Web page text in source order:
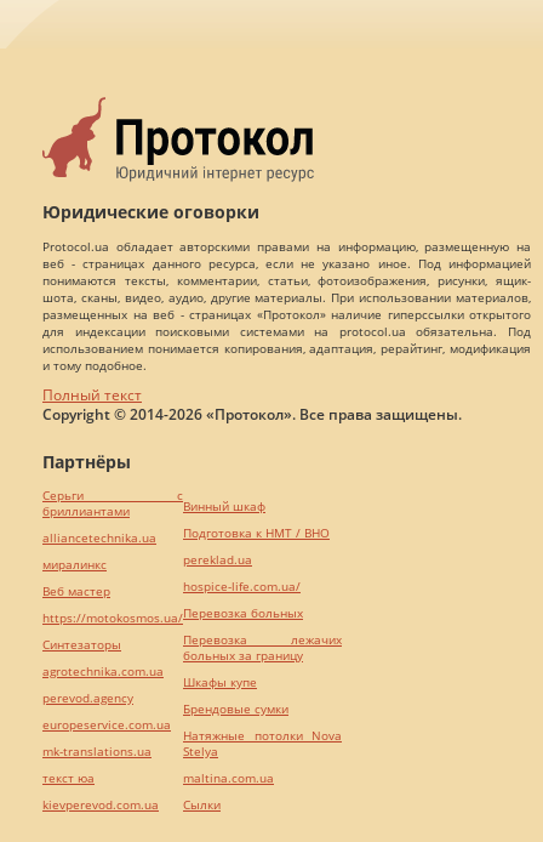
Юридические оговорки
Protocol.ua обладает авторскими правами на информацию, размещенную на
веб - страницах данного ресурса, если не указано иное. Под информацией
понимаются тексты, комментарии, статьи, фотоизображения, рисунки, ящик-
шота, сканы, видео, аудио, другие материалы. При использовании материалов,
размещенных на веб - страницах «Протокол» наличие гиперссылки открытого
для индексации поисковыми системами на protocol.ua обязательна. Под
использованием понимается копирования, адаптация, рерайтинг, модификация
и тому подобное.
Полный текст
Copyright © 2014-2026 «Протокол». Все права защищены.
Партнёры
Серьги с
бриллиантами
alliancetechnika.ua
миралинкс
Веб мастер
https://motokosmos.ua/
Синтезаторы
agrotechnika.com.ua
perevod.agency
europeservice.com.ua
mk-translations.ua
текст юа
kievperevod.com.ua
Винный шкаф
Подготовка к НМТ / ВНО
pereklad.ua
hospice-life.com.ua/
Перевозка больных
Перевозка лежачих
больных за границу
Шкафы купе
Брендовые сумки
Натяжные потолки Nova
Stelya
maltina.com.ua
Cылки